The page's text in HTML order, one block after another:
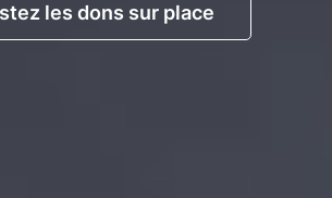
les dons sur place